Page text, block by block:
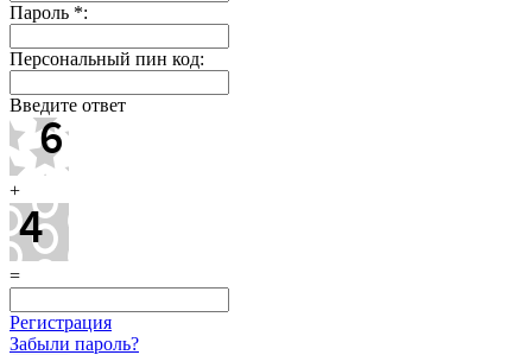
Пароль *:
Персональный пин код:
Введите ответ
+
=
Регистрация
Забыли пароль?